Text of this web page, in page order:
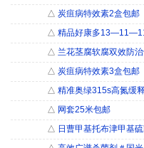
△ 炭疽病特效素2盒包邮
△ 精品好康多
△ 兰花茎腐软腐双效防
△ 炭疽病特效素3盒包邮
△ 精准奥绿315s高氮缓
△ 网套25米包邮
△ 日曹甲基托布津甲基